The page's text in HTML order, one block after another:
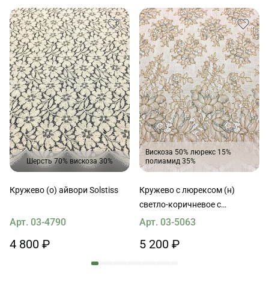
Шерсть 70% вискоза 30%
Кружево (о) айвори Solstiss
Арт. 03-4790
4 800 ₽
Вискоза 50% люрекс 15%
полиамид 35%
Кружево с люрексом (н)
светло-коричневое с
серебром Solstiss
Арт. 03-5063
5 200 ₽